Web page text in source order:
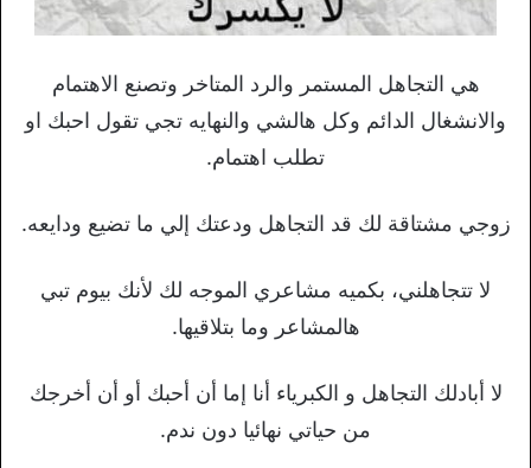
هي التجاهل المستمر والرد المتاخر وتصنع الاهتمام
والانشغال الدائم وكل هالشي والنهايه تجي تقول احبك او
تطلب اهتمام.
زوجي مشتاقة لك قد التجاهل ودعتك إلي ما تضيع ودايعه.
لا تتجاهلني، بكميه مشاعري الموجه لك لأنك بيوم تبي
هالمشاعر وما بتلاقيها.
لا أبادلك التجاهل و الكبرياء أنا إما أن أحبك أو أن أخرجك
من حياتي نهائيا دون ندم.